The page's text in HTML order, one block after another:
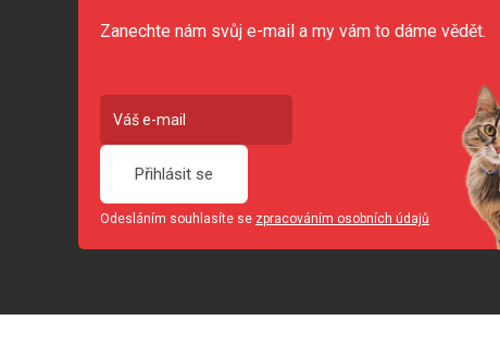
Zanechte nám svůj e-mail a my vám to dáme vědět.
Přihlásit se
Odesláním souhlasíte se zpracováním osobních údajů